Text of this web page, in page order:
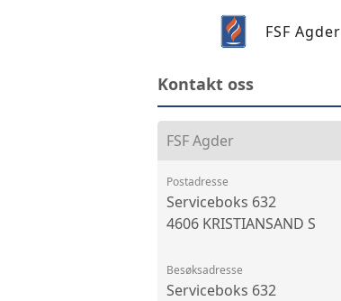
FSF Agder
Kontakt oss
FSF Agder
Postadresse
Serviceboks 632
4606 KRISTIANSAND S
Besøksadresse
Serviceboks 632